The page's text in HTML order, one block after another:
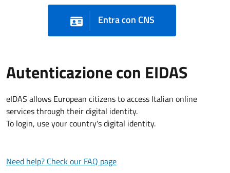
Entra con CNS
Autenticazione con EIDAS
eIDAS allows European citizens to access Italian online
services through their digital identity.
To login, use your country's digital identity.
Need help? Check our FAQ page